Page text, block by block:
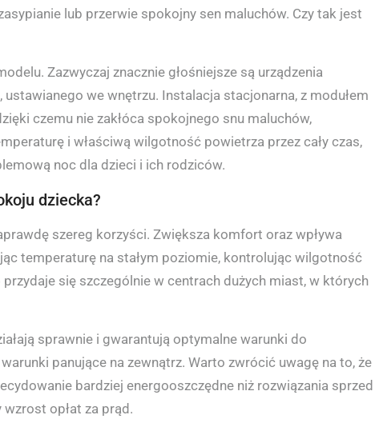
lub przerwie spokojny sen maluchów. Czy tak jest
Zazwyczaj znacznie głośniejsze są urządzenia
we wnętrzu. Instalacja stacjonarna, z modułem
czemu nie zakłóca spokojnego snu maluchów,
i właściwą wilgotność powietrza przez cały czas,
noc dla dzieci i ich rodziców.
dziecka?
szereg korzyści. Zwiększa komfort oraz wpływa
temperaturę na stałym poziomie, kontrolując wilgotność
się szczególnie w centrach dużych miast, w których
sprawnie i gwarantują optymalne warunki do
panujące na zewnątrz. Warto zwrócić uwagę na to, że
bardziej energooszczędne niż rozwiązania sprzed
opłat za prąd.